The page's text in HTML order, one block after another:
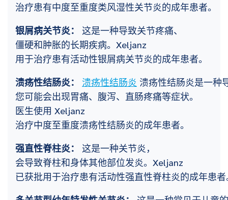
治疗患有中度至重度类风湿性关节炎的成年患者。
银屑病关节炎：
这是一种导致关节疼痛、
僵硬和肿胀的长期疾病。Xeljanz
用于治疗患有活动性银屑病关节炎的成年患者。
溃疡性结肠炎： 溃疡性结肠炎 溃疡性结肠炎是一种
您可能会出现胃痛、腹泻、直肠疼痛等症状。
医生使用 Xeljanz
治疗中度至重度溃疡性结肠炎的成年患者。
强直性脊柱炎：
这是一种关节炎，
会导致脊柱和身体其他部位发炎。Xeljanz
已获批用于治疗患有活动性强直性脊柱炎的成年患者